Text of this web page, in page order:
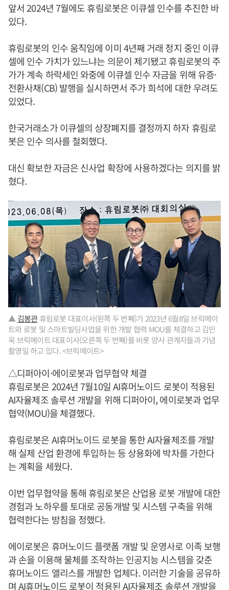
앞서 2024년 7월에도 휴림로봇은 이큐셀 인수를 추진한 바
있다.
휴림로봇의 인수 움직임에 이미 4년째 거래 정지 중인 이큐
셀에 인수 가치가 있느냐는 의문이 제기됐고 휴림로봇의 주
가가 계속 하락세인 와중에 이큐셀 인수 자금을 위해 유증·
전환사채(CB) 발행을 실시하면서 주가 희석에 대한 우려도
있었다.
한국거래소가 이큐셀의 상장폐지를 결정까지 하자 휴림로
봇은 인수 의사를 철회했다.
대신 확보한 자금은 신사업 확장에 사용하겠다는 의지를 밝
혔다.
▲ 김봉관휴림로봇 대표이사(왼쪽 두 번째)가 2023년 6월8일 브릭메이
트와 로봇 및 스마트빌딩사업을 위한 개발 협력 MOU를 체결하고 김민
욱 브릭메이트 대표이사(오른쪽 두 번째)를 비롯 양사 관계자들과 기념
촬영일 하고 있다. <브릭메이트>
△디퍼아이·에이로봇과 업무협약 체결
휴림로봇은 2024년 7월10일 AI휴머노이드 로봇이 적용된
AI자율제조 솔루션 개발을 위해 디퍼아이, 에이로봇과 업무
협약(MOU)을 체결했다.
휴림로봇은 AI휴머노이드 로봇을 통한 AI자율제조를 개발
해 실제 산업 환경에 투입하는 등 상용화에 박차를 가한다
는 계획을 세웠다.
이번 업무협약을 통해 휴림로봇은 산업용 로봇 개발에 대한
경험과 노하우를 토대로 공동개발 및 시스템 구축을 위해
협력한다는 방침을 정했다.
에이로봇은 휴머노이드 플랫폼 개발 및 운영사로 이족 보행
과 손을 이용해 물체를 조작하는 인공지능 시스템을 갖춘
휴머노이드 앨리스를 개발한 업체다. 이러한 기술을 공유하
며 AI휴머노이드 로봇이 적용된 AI자율제조 솔루션 개발을